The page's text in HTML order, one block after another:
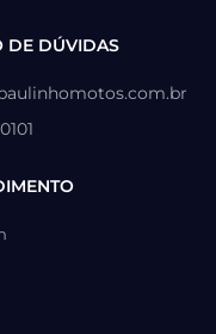
DE DÚVIDAS